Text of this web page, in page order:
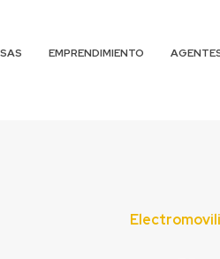
EMPRENDIMIENTO